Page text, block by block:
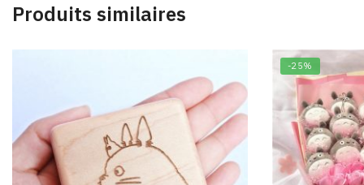
Produits similaires
-25%